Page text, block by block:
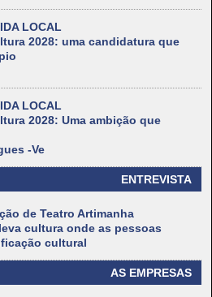
LOCAL
2028: uma candidatura que
LOCAL
2028: Uma ambição que
-Ve
ENTREVISTA
de Teatro Artimanha
cultura onde as pessoas
cultural
AS EMPRESAS